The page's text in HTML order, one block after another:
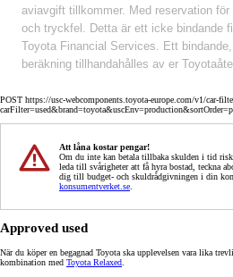
aviavgift tillkommer. Med reservation
och tryckfel. Detta är ett icke bindande
Toyota Financial Services. Ett
beräkning tillhandahålles av er
POST https://usc-webcomponents.toyota-europe.com/v1/car-
Att låna kostar pengar!
Om du inte kan betala tillbaka skulden i tid
leda till svårigheter att få hyra bostad, teckna
dig till budget- och skuldrådgivningen i din
konsumentverket.se
Approved used
När du köper en begagnad Toyota ska upplevelsen vara lika
kombination med Toyota Relaxed